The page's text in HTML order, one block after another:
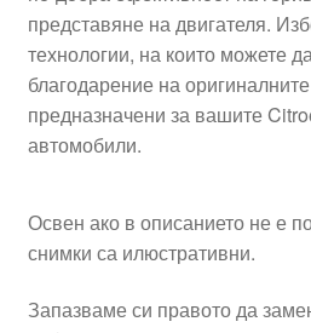
представяне на двигателя.
технологии, на които можете
благодарение на
предназначени за вашите
автомобили.
Освен ако в описанието не е
снимки са илюстративни.
Запазваме си правото да